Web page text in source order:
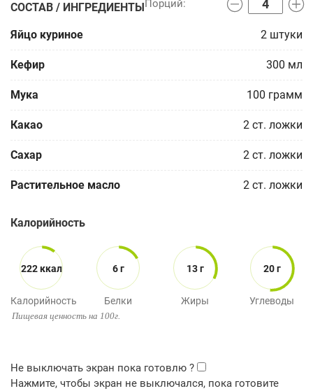
СОСТАВ / ИНГРЕДИЕНТЫ
Яйцо куриное 2 штуки
Кефир 300 мл
Мука 100 грамм
Какао 2 ст. ложки
Сахар 2 ст. ложки
Растительное масло 2 ст. ложки
Калорийность
222 ккал
Калорийность
6 г
Белки
13 г
Жиры
20 г
Углеводы
Пищевая ценность на 100г.